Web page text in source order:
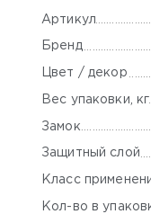
Артикул
Бренд
Цвет / декор
Вес упаковки, кг
Замок
Защитный слой
Класс
Кол-во в